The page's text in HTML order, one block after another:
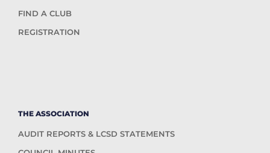
FIND A CLUB
REGISTRATION
THE ASSOCIATION
AUDIT REPORTS & LCSD STATEMENTS